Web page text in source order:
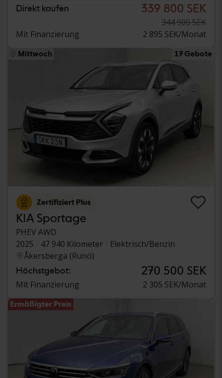
Direkt kaufen 339 800 SEK
344 900 SEK
Mit Finanzierung
2 895 SEK/Monat
Mittwoch 17 Gebote
Zertifiziert Plus
KIA Sportage
PHEV AWD
2025
47 940 Kilometer
Elektrisch/Benzin
Åkersberga (Runö)
Höchstgebot: 270 500 SEK
Mit Finanzierung 2 305 SEK/Monat
Ermäßigter Preis